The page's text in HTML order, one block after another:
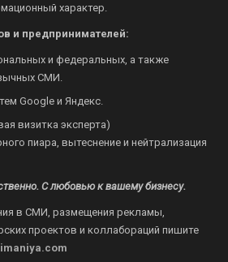
характер.
и предпринимателей:
и федеральных, а также
СМИ.
Google и Яндекс.
визитка эксперта)
пиара, вытеснение и нейтрализация
С любовью к вашему бизнесу.
в СМИ, размещения рекламы,
проектов и коллабораций пишите